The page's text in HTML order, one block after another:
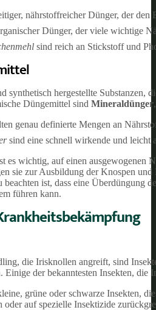
nährstoffreicher Dünger, der
Dünger, der viele wichtige
sind reich an Stickstoff und
synthetisch hergestellte Substanzen,
Düngemittel sind Mineraldünger
genau definierte Mengen an
sind eine schnell wirkende und leicht
es wichtig, auf einen ausgewogenen
sie zur Ausbildung der Knospen
beachten ist, dass eine Überdüngung
führen kann.
die Irisknollen angreift, sind
Einige der bekanntesten Insekten, die
grüne oder schwarze Insekten,
oder auf spezielle Insektizide